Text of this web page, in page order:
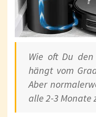
Wie oft Du
hängt vom
Aber
alle 2-3 Monate